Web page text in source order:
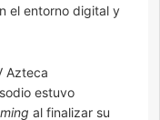
el entorno digital y
Azteca
estuvo
al finalizar su